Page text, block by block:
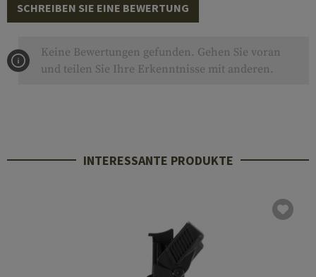
SCHREIBEN SIE EINE BEWERTUNG
Keine Bewertungen gefunden. Gehen Sie voran
und teilen Sie Ihre Erkenntnisse mit anderen.
INTERESSANTE PRODUKTE